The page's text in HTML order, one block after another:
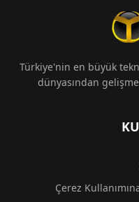
Türkiye'nin en büyük
dünyasından
Çerez